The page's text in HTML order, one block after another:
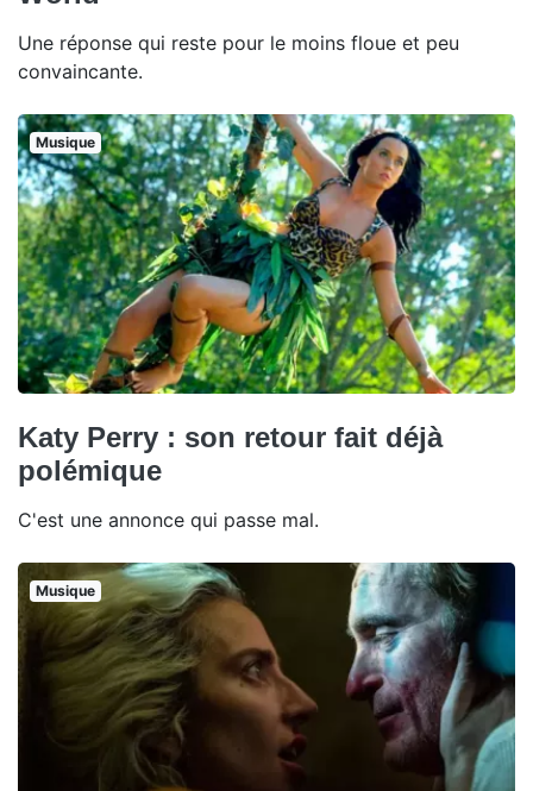
Une réponse qui reste pour le moins floue et peu
convaincante.
Musique
Katy Perry : son retour fait déjà
polémique
C'est une annonce qui passe mal.
Musique